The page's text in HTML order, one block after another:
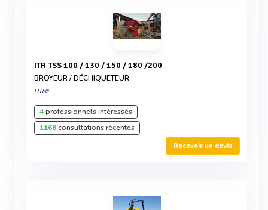
ITR TSS 100 / 130 / 150 / 180 /200
BROYEUR / DÉCHIQUETEUR
ITR®
4professionnels intéressés
1168consultations récentes
Recevoir un devis